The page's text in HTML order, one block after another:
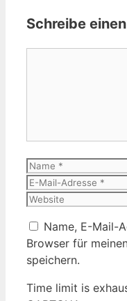
Schreibe
Name
Name, E-Mail-
Browser für
speichern.
Time limit is